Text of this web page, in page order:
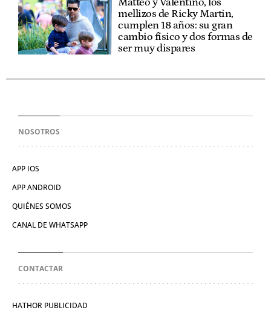
mellizos de Ricky Martin,
cumplen 18 años: su gran
cambio físico y dos formas de
ser muy dispares
NOSOTROS
APP IOS
APP ANDROID
QUIÉNES SOMOS
CANAL DE WHATSAPP
CONTACTAR
HATHOR PUBLICIDAD